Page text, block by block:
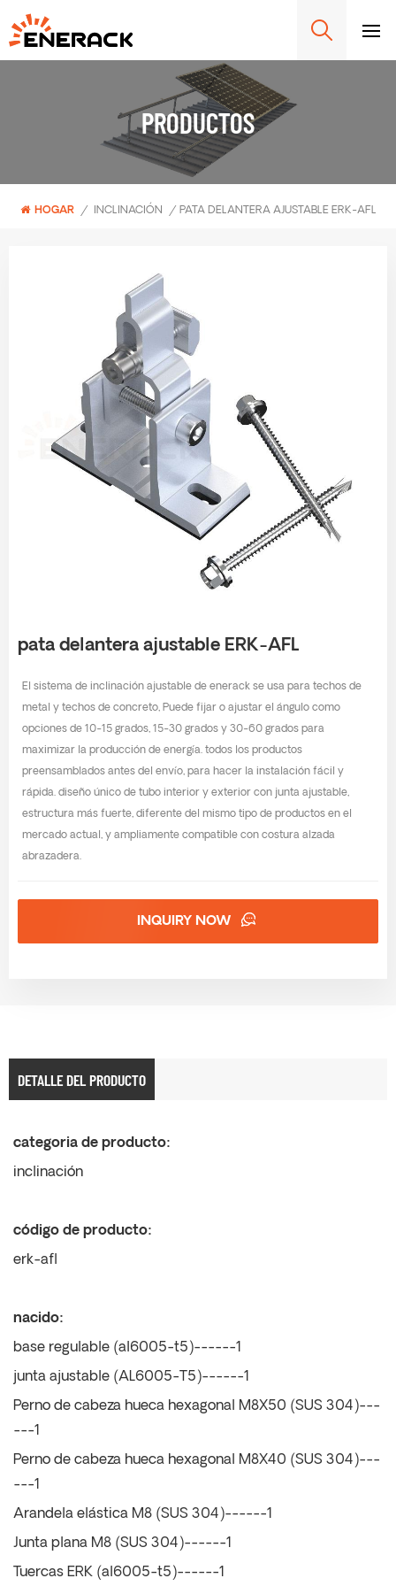
PRODUCTOS
HOGAR / INCLINACIÓN / PATA DELANTERA AJUSTABLE ERK-AFL
pata delantera ajustable ERK-AFL
El sistema de inclinación ajustable de enerack se usa para techos de
metal y techos de concreto, Puede fijar o ajustar el ángulo como
opciones de 10-15 grados, 15-30 grados y 30-60 grados para
maximizar la producción de energía. todos los productos
preensamblados antes del envío, para hacer la instalación fácil y
rápida. diseño único de tubo interior y exterior con junta ajustable,
estructura más fuerte, diferente del mismo tipo de productos en el
mercado actual, y ampliamente compatible con costura alzada
abrazadera.
INQUIRY NOW
DETALLE DEL PRODUCTO
categoria de producto:
inclinación
código de producto:
erk-afl
nacido:
base regulable (al6005-t5)------1
junta ajustable (AL6005-T5)------1
Perno de cabeza hueca hexagonal M8X50 (SUS 304)---
---1
Perno de cabeza hueca hexagonal M8X40 (SUS 304)---
---1
Arandela elástica M8 (SUS 304)------1
Junta plana M8 (SUS 304)------1
Tuercas ERK (al6005-t5)------1